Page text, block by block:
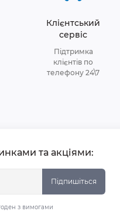
Клієнтський
сервіс
Підтримка
клієнтів по
телефону 24\7
та акціями:
Підпишіться
з вимогами